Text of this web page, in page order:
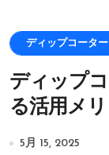
ディップコーター
ディップ
る活用メ
5月 15, 2025